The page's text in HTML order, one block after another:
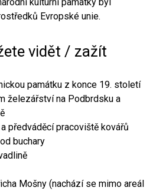
Evropské unie.
vidět / zažít
památku z konce 19. století
železářství na Podbrdsku a
předváděcí pracoviště kovářů
buchary
Mošny (nachází se mimo areál